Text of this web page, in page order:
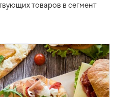
товаров в сегмент